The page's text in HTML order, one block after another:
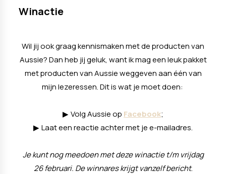
Winactie
Wil jij ook graag kennismaken met de producten van
Aussie? Dan heb jij geluk, want ik mag een leuk pakket
met producten van Aussie weggeven aan één van
mijn lezeressen. Dit is wat je moet doen:
▶ Volg Aussie op Facebook;
▶ Laat een reactie achter met je e-mailadres.
Je kunt nog meedoen met deze winactie t/m vrijdag
26 februari. De winnares krijgt vanzelf bericht.